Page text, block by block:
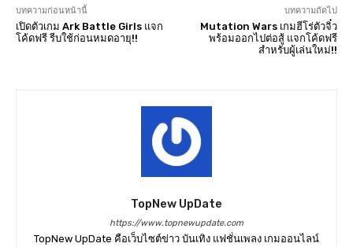
บทความก่อนหน้านี้
เปิดตัวเกม Ark Battle Girls แจก
โค้ดฟรี รีบใช้ก่อนหมดอายุ!!
บทความถัดไป
Mutation Wars เกมฮีโร่ตัวจิ๋ว
พร้อมออกไปต่อสู้ แจกโค้ดฟรี
สำหรับผู้เล่นใหม่!!
TopNew UpDate
https://www.topnewupdate.com
TopNew UpDate คือเว็บไซต์ข่าว บันเทิง แฟชั่นเพลง เกมออนไลน์